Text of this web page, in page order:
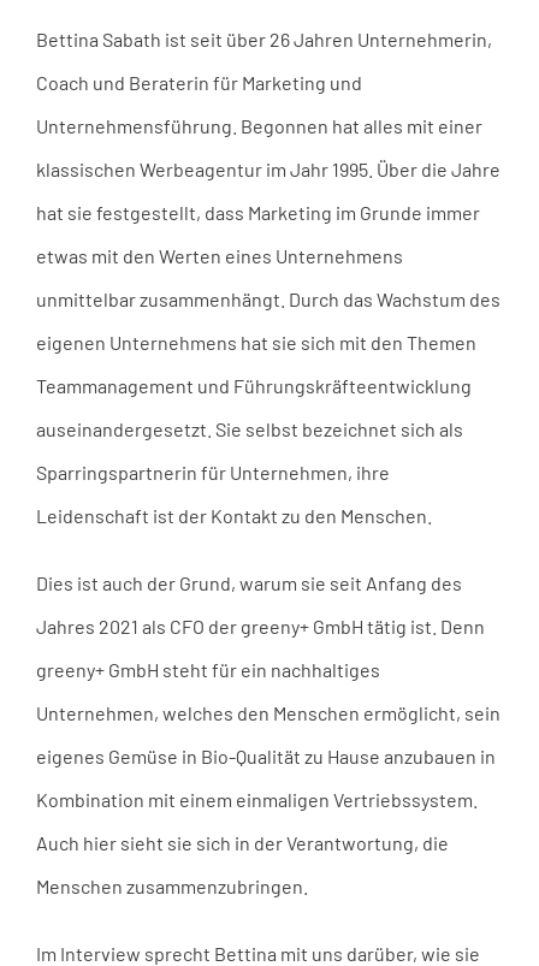
Bettina Sabath ist seit über 26 Jahren Unternehmerin,
Coach und Beraterin für Marketing und
Unternehmensführung. Begonnen hat alles mit einer
klassischen Werbeagentur im Jahr 1995. Über die Jahre
hat sie festgestellt, dass Marketing im Grunde immer
etwas mit den Werten eines Unternehmens
unmittelbar zusammenhängt. Durch das Wachstum des
eigenen Unternehmens hat sie sich mit den Themen
Teammanagement und Führungskräfteentwicklung
auseinandergesetzt. Sie selbst bezeichnet sich als
Sparringspartnerin für Unternehmen, ihre
Leidenschaft ist der Kontakt zu den Menschen.
Dies ist auch der Grund, warum sie seit Anfang des
Jahres 2021 als CFO der greeny+ GmbH tätig ist. Denn
greeny+ GmbH steht für ein nachhaltiges
Unternehmen, welches den Menschen ermöglicht, sein
eigenes Gemüse in Bio-Qualität zu Hause anzubauen in
Kombination mit einem einmaligen Vertriebssystem.
Auch hier sieht sie sich in der Verantwortung, die
Menschen zusammenzubringen.
Im Interview sprecht Bettina mit uns darüber, wie sie